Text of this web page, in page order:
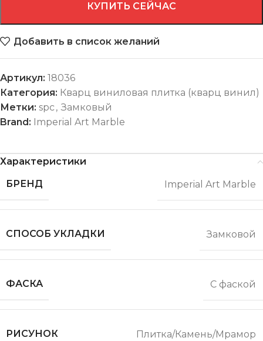
КУПИТЬ СЕЙЧАС
Добавить в список желаний
Артикул: 18036
Категория: Кварц виниловая плитка (кварц винил)
Метки: spc, Замковый
Brand: Imperial Art Marble
Характеристики
БРЕНД
Imperial Art Marble
СПОСОБ УКЛАДКИ Замковой
ФАСКА С фаской
РИСУНОК Плитка/Камень/Мрамор